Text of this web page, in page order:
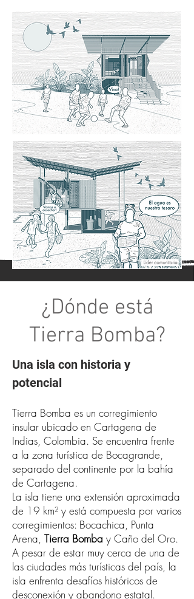
¿Dónde está
Tierra Bomba?
​Una isla con historia y
potencial
Tierra Bomba es un corregimiento
insular ubicado en Cartagena de
Indias, Colombia. Se encuentra frente
a la zona turística de Bocagrande,
separado del continente por la bahía
de Cartagena.
La isla tiene una extensión aproximada
de 19 km² y está compuesta por varios
corregimientos: Bocachica, Punta
Arena, Tierra Bomba y Caño del Oro.
A pesar de estar muy cerca de una de
las ciudades más turísticas del país, la
isla enfrenta desafíos históricos de
desconexión y abandono estatal.